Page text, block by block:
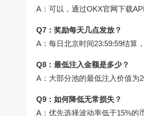
A：可以，通过OKX官网下载
Q7：奖励每天几点发放？
A：每日北京时间23:59:59结算
Q8：最低注入金额是多少？
A：大部分池的最低注入价值为
Q9：如何降低无常损失？
A：优先选择波动率低于15%的